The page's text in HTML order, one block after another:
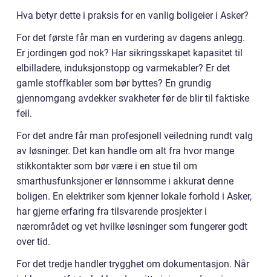
Hva betyr dette i praksis for en vanlig boligeier i Asker?
For det første får man en vurdering av dagens anlegg.
Er jordingen god nok? Har sikringsskapet kapasitet til
elbilladere, induksjonstopp og varmekabler? Er det
gamle stoffkabler som bør byttes? En grundig
gjennomgang avdekker svakheter før de blir til faktiske
feil.
For det andre får man profesjonell veiledning rundt valg
av løsninger. Det kan handle om alt fra hvor mange
stikkontakter som bør være i en stue til om
smarthusfunksjoner er lønnsomme i akkurat denne
boligen. En elektriker som kjenner lokale forhold i Asker,
har gjerne erfaring fra tilsvarende prosjekter i
nærområdet og vet hvilke løsninger som fungerer godt
over tid.
For det tredje handler trygghet om dokumentasjon. Når